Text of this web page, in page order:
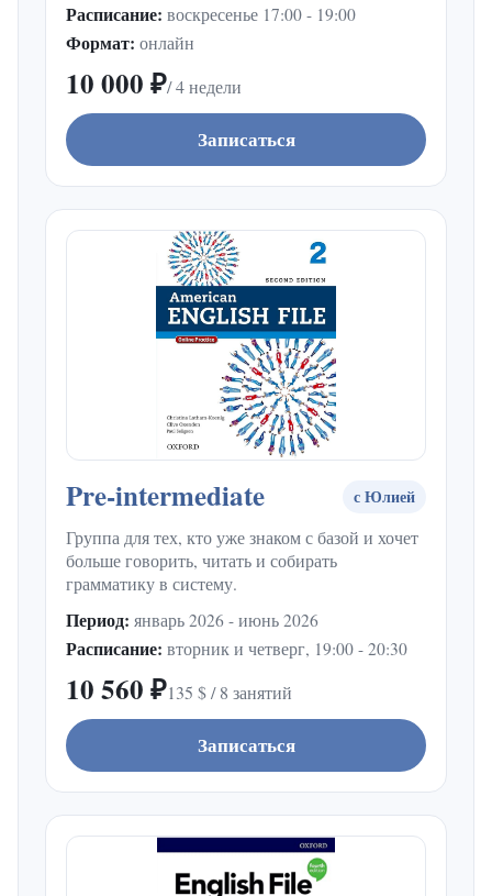
Расписание: воскресенье 17:00 - 19:00
Формат: онлайн
10 000 ₽/ 4 недели
Записаться
Pre-intermediate с Юлией
Группа для тех, кто уже знаком с базой и хочет
больше говорить, читать и собирать
грамматику в систему.
Период: январь 2026 - июнь 2026
Расписание: вторник и четверг, 19:00 - 20:30
10 560 ₽135 $ / 8 занятий
Записаться